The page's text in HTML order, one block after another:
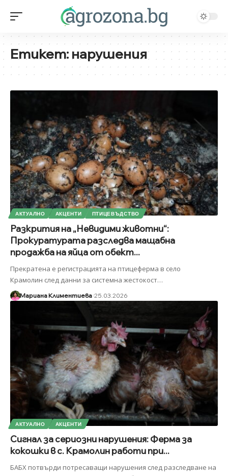
Етикет:нарушения
АКТУАЛНО АКЦЕНТИ ПТИЦЕВЪДСТВО
Разкрития на „Невидими животни“:
Прокуратурата разследва мащабна
продажба на яйца от обект...
Прекратена е регистрацията на птицеферма в село
Крамолин след данни за системна жестокост…
Мариана Климентиева 25.03.2026
АКТУАЛНО АКЦЕНТИ
Сигнал за сериозни нарушения: Ферма за
кокошки в с. Крамолин работи при...
БАБХ потвърди потресаващи нарушения след разследване на